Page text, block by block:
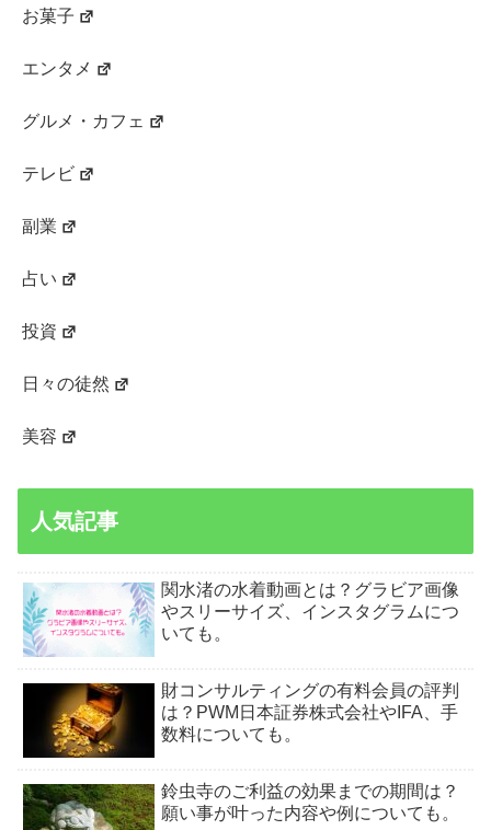
お菓子
エンタメ
グルメ・カフェ
テレビ
副業
占い
投資
日々の徒然
美容
人気記事
関水渚の水着動画とは？グラビア画像
やスリーサイズ、インスタグラムにつ
いても。
財コンサルティングの有料会員の評判
は？PWM日本証券株式会社やIFA、手
数料についても。
鈴虫寺のご利益の効果までの期間は？
願い事が叶った内容や例についても。